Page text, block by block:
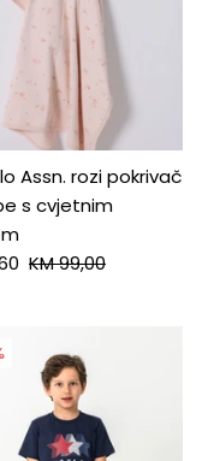
Assn. rozi pokrivač
s cvjetnim
KM 99,00